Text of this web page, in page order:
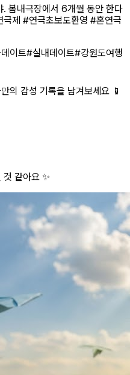
봄내극장에서 6개월 동안 한다
제 #연극초보도환영 #혼연극
이트#실내데이트#강원도여행
의 감성 기록을 남겨보세요 📱
것 같아요 ✨